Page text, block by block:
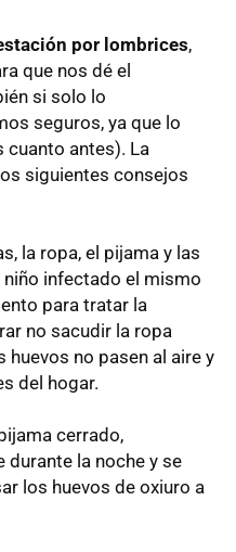
por lombrices,
que nos dé el
si solo lo
seguros, ya que lo
antes). La
siguientes consejos
la ropa, el pijama y las
infectado el mismo
para tratar la
no sacudir la ropa
no pasen al aire y
del hogar.
cerrado,
durante la noche y se
los huevos de oxiuro a